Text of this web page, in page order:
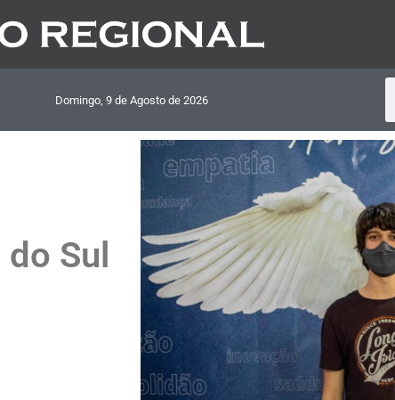
Domingo, 9 de Agosto de 2026
Sul